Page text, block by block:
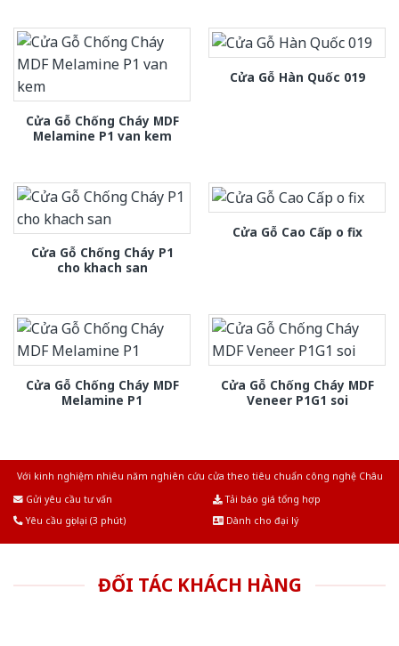
Cửa Gỗ Chống Cháy MDF
Melamine P1 van kem
Cửa Gỗ Hàn Quốc 019
Cửa Gỗ Chống Cháy P1
cho khach san
Cửa Gỗ Cao Cấp o fix
Cửa Gỗ Chống Cháy MDF
Melamine P1
Cửa Gỗ Chống Cháy MDF
Veneer P1G1 soi
Với kinh nghiệm nhiêu năm nghiên cứu cửa theo tiêu chuẩn công nghệ Châu
Gửi yêu cầu tư vấn
Tải báo giá tổng hợp
Yêu cầu gọi lại (3 phút)
Dành cho đại lý
ĐỐI TÁC KHÁCH HÀNG